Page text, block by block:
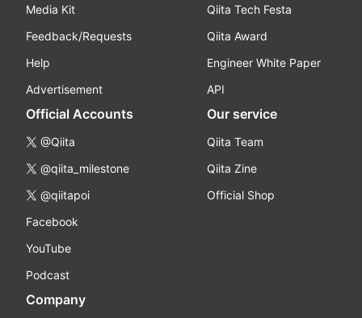
Media Kit
Feedback/Requests
Help
Advertisement
Qiita Tech Festa
Qiita Award
Engineer White Paper
API
Official Accounts
@Qiita
@qiita_milestone
@qiitapoi
Facebook
YouTube
Podcast
Our service
Qiita Team
Qiita Zine
Official Shop
Company